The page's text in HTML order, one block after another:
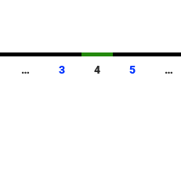
… 3 4 5 …